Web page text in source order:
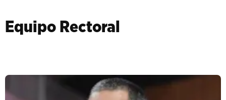
Equipo Rectoral